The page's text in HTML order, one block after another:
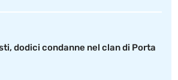
dodici condanne nel clan di Porta